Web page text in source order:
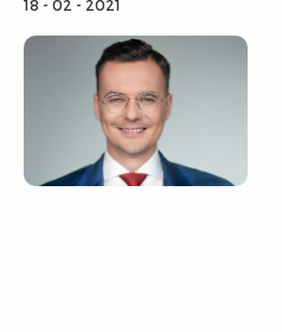
18 - 02 - 2021